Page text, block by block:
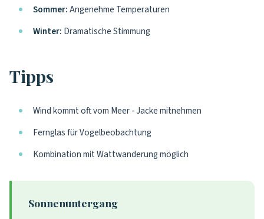
Sommer:Angenehme Temperaturen
Winter: Dramatische Stimmung
Tipps
Wind kommt oft vom Meer - Jacke mitnehmen
Fernglas für Vogelbeobachtung
Kombination mit Wattwanderung möglich
Sonnenuntergang